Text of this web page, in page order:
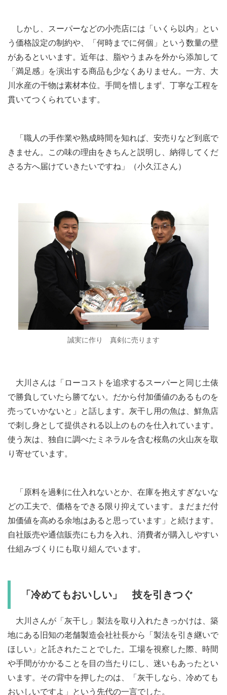
しかし、スーパーなどの小売店には「いくら以内」とい
う価格設定の制約や、「何時までに何個」という数量の壁
があるといいます。近年は、脂やうまみを外から添加して
「満足感」を演出する商品も少なくありません。一方、大
川水産の干物は素材本位。手間を惜しまず、丁寧な工程を
貫いてつくられています。
「職人の手作業や熟成時間を知れば、安売りなど到底で
きません。この味の理由をきちんと説明し、納得してくだ
さる方へ届けていきたいですね」（小久江さん）
誠実に作り 真剣に売ります
大川さんは「ローコストを追求するスーパーと同じ土俵
で勝負していたら勝てない。だから付加価値のあるものを
売っていかないと」と話します。灰干し用の魚は、鮮魚店
で刺し身として提供される以上のものを仕入れています。
使う灰は、独自に調べたミネラルを含む桜島の火山灰を取
り寄せています。
「原料を過剰に仕入れないとか、在庫を抱えすぎないな
どの工夫で、価格をできる限り抑えています。まだまだ付
加価値を高める余地はあると思っています」と続けます。
自社販売や通信販売にも力を入れ、消費者が購入しやすい
仕組みづくりにも取り組んでいます。
「冷めてもおいしい」 技を引きつぐ
大川さんが「灰干し」製法を取り入れたきっかけは、築
地にある旧知の老舗製造会社社長から「製法を引き継いで
ほしい」と託されたことでした。工場を視察した際、時間
や手間がかかることを目の当たりにし、迷いもあったとい
います。その背中を押したのは、「灰干しなら、冷めても
おいしいですよ」という先代の一言でした。